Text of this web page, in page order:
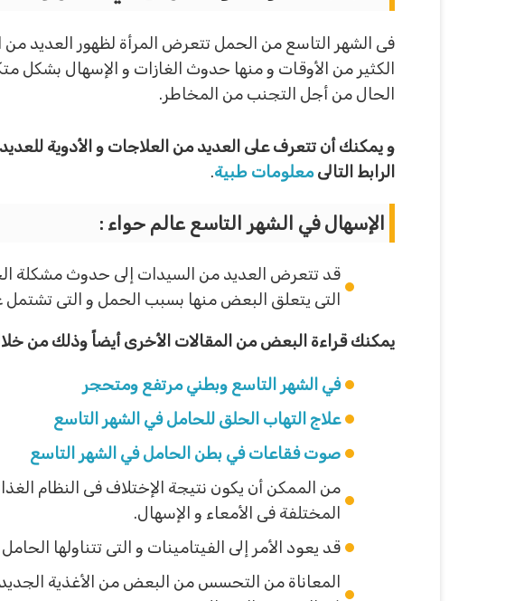
فى الشهر التاسع من الحمل تتعرض المرأة لظهور العديد
الكثير من الأوقات و منها حدوث الغازات و الإسهال بشكل
الحال من أجل التجنب من المخاطر.
و يمكنك أن تتعرف على العديد من العلاجات و الأدوية
الرابط التالىمعلومات طبية.
الإسهال في الشهر التاسع عالم حواء :
قد تتعرض العديد من السيدات إلى حدوث مشكلة
التى يتعلق البعض منها بسبب الحمل و التى تشتمل
يمكنك قراءة البعض من المقالات الأخرى أيضاً وذلك من
في الشهر التاسع وبطني مرتفع ومتحجر
علاج التهاب الحلق للحامل في الشهر التاسع
صوت فقاعات في بطن الحامل في الشهر التاسع
من الممكن أن يكون نتيجة الإختلاف فى النظام
المختلفة فى الأمعاء و الإسهال.
قد يعود الأمر إلى الفيتامينات و التى تتناولها
المعاناة من التحسس من البعض من الأغذية